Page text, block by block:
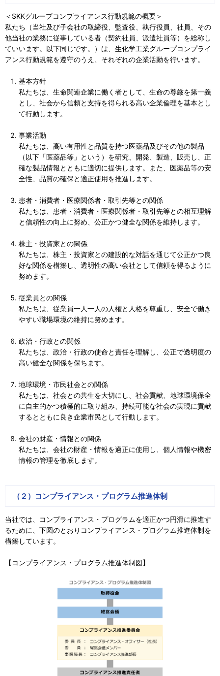
＜SKKグループコンプライアンス行動規範の概要＞
私たち（当社及び子会社の取締役、監査役、執行役員、社員、その
他当社の業務に従事している者（契約社員、派遣社員等）を総称し
ていいます。以下同じです。）は、生化学工業グループコンプライ
アンス行動規範を遵守のうえ、それぞれの企業活動を行います。
基本方針
私たちは、生命関連企業に働く者として、生命の尊厳を第一義
とし、社会から信頼と支持を得られる高い企業倫理を基本とし
て行動します。
事業活動
私たちは、高い有用性と品質を持つ医薬品及びその他の製品
（以下「医薬品等」という）を研究、開発、製造、販売し、正
確な製品情報とともに適切に提供します。また、医薬品等の安
全性、品質の確保と適正使用を推進します。
患者・消費者・医療関係者・取引先等との関係
私たちは、患者・消費者・医療関係者・取引先等との相互理解
と信頼性の向上に努め、公正かつ健全な関係を維持します。
株主・投資家との関係
私たちは、株主・投資家との建設的な対話を通じて公正かつ良
好な関係を構築し、透明性の高い会社として信頼を得るように
努めます。
従業員との関係
私たちは、従業員一人一人の人権と人格を尊重し、安全で働き
やすい職場環境の維持に努めます。
政治・行政との関係
私たちは、政治・行政の使命と責任を理解し、公正で透明度の
高い健全な関係を保ちます。
地球環境・市民社会との関係
私たちは、社会との共生を大切にし、社会貢献、地球環境保全
に自主的かつ積極的に取り組み、持続可能な社会の実現に貢献
するとともに良き企業市民として行動します。
会社の財産・情報との関係
私たちは、会社の財産・情報を適正に使用し、個人情報や機密
情報の管理を徹底します。
（２）コンプライアンス・プログラム推進体制
当社では、コンプライアンス・プログラムを適正かつ円滑に推進す
るために、下図のとおりコンプライアンス・プログラム推進体制を
構築しています。
【コンプライアンス・プログラム推進体制図】